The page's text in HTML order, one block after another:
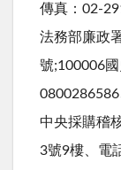
傳真：02-
法務部廉政
號;100006
中央採購稽
3號9樓、電